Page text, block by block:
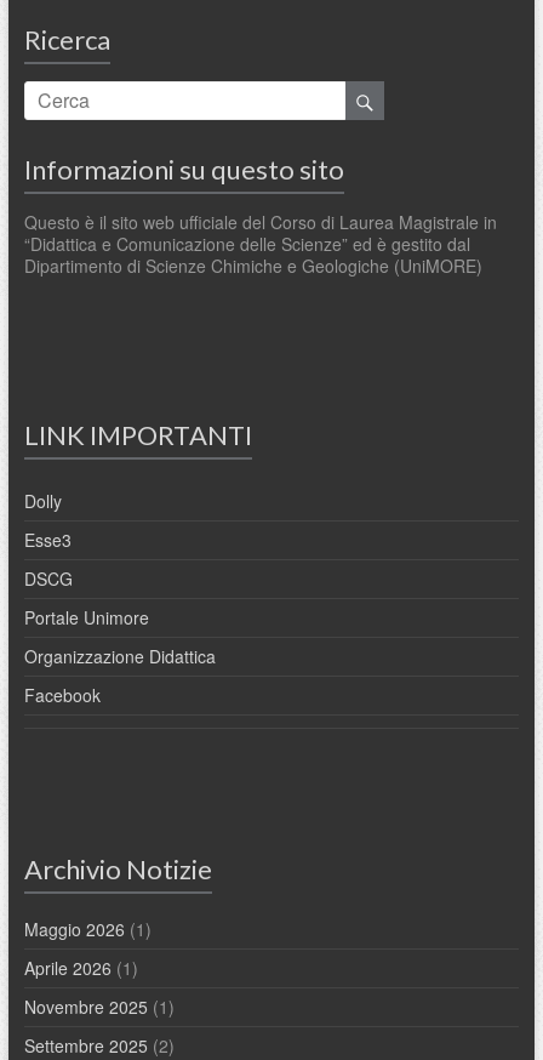
Ricerca
Informazioni su questo sito
Questo è il sito web ufficiale del Corso di Laurea Magistrale in
“Didattica e Comunicazione delle Scienze” ed è gestito dal
Dipartimento di Scienze Chimiche e Geologiche (UniMORE)
LINK IMPORTANTI
Dolly
Esse3
DSCG
Portale Unimore
Organizzazione Didattica
Facebook
Archivio Notizie
Maggio 2026 (1)
Aprile 2026 (1)
Novembre 2025 (1)
Settembre 2025 (2)